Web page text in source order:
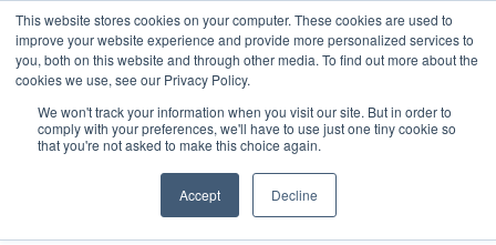
This website stores cookies on your computer. These cookies are used to
improve your website experience and provide more personalized services to
you, both on this website and through other media. To find out more about the
cookies we use, see our Privacy Policy.
We won't track your information when you visit our site. But in order to
comply with your preferences, we'll have to use just one tiny cookie so
that you're not asked to make this choice again.
Accept Decline
お知らせ
グローバルネットワーク
サービス
TOP お知らせ
お知らせ